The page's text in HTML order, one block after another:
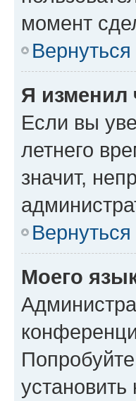
момент
Я изменил
Если вы
летнего
значит,
Моего